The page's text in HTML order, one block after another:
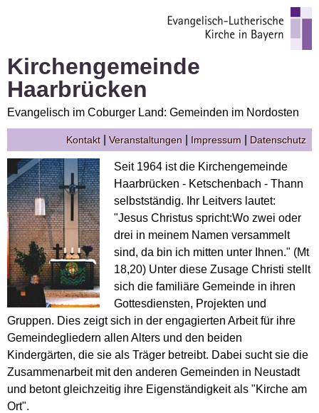
Kirchengemeinde
Haarbrücken
Evangelisch im Coburger Land: Gemeinden im Nordosten
Kontakt| Veranstaltungen Impressum Datenschutz
Seit 1964 ist die Kirchengemeinde
Haarbrücken - Ketschenbach - Thann
selbstständig. Ihr Leitvers lautet:
"Jesus Christus spricht:Wo zwei oder
drei in meinem Namen versammelt
sind, da bin ich mitten unter Ihnen." (Mt
18,20) Unter diese Zusage Christi stellt
sich die familiäre Gemeinde in ihren
Gottesdiensten, Projekten und
Gruppen. Dies zeigt sich in der engagierten Arbeit für ihre
Gemeindegliedern allen Alters und den beiden
Kindergärten, die sie als Träger betreibt. Dabei sucht sie die
Zusammenarbeit mit den anderen Gemeinden in Neustadt
und betont gleichzeitig ihre Eigenständigkeit als "Kirche am
Ort".